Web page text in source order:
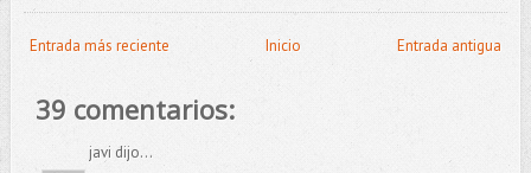
Entrada más reciente Entrada antigua
Inicio
39 comentarios:
javi dijo...